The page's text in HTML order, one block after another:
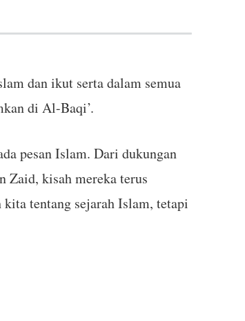
dan ikut serta dalam semua
di Al-Baqi’.
pesan Islam. Dari dukungan
Zaid, kisah mereka terus
tentang sejarah Islam, tetapi